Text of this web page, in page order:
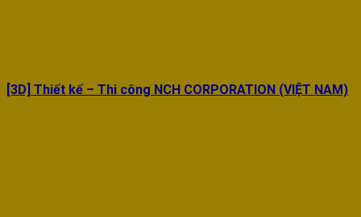
[3D] Thiết kế – Thi công NCH CORPORATION (VIỆT NAM)